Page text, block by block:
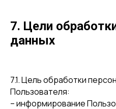
7. Цели
данных
7.1. Цель обработки
Пользователя:
– информирование